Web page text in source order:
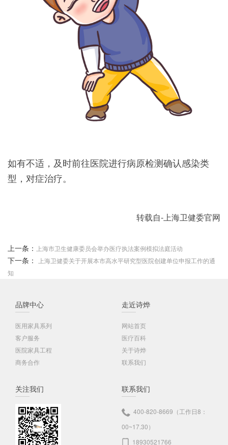
如有不适，及时前往医院进行病原检测确认感染类
型，对症治疗。
转载自-上海卫健委官网
上一条： 上海市卫生健康委员会举办医疗执法案例模拟法庭活动
下一条：
上海卫健委关于开展本市高水平研究型医院创建单位申报工作的通
知
品牌中心
医用家具系列
客户服务
医院家具工程
商务合作
走近诗烨
网站首页
医疗百科
关于诗烨
联系我们
关注我们 联系我们
400-820-8669（工作日8：
00~17.30）
18930521766